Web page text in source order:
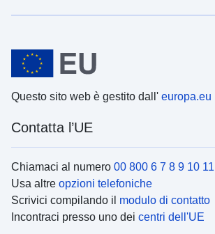
Questo sito web è gestito dall' europa.eu
Contatta l’UE
Chiamaci al numero 00 800 6 7 8 9 10 11
Usa altre opzioni telefoniche
Scrivici compilando il modulo di contatto
Incontraci presso uno dei centri dell'UE